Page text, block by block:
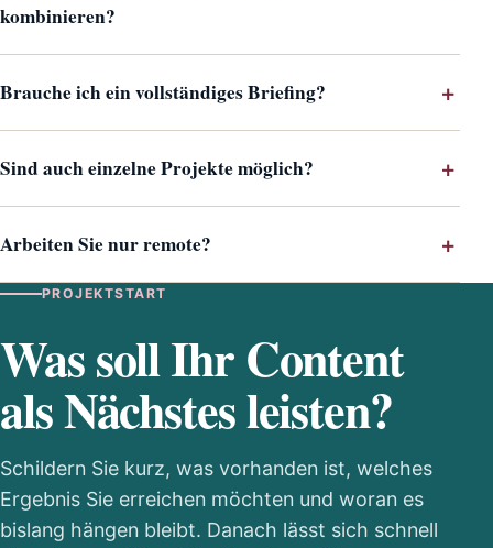
kombinieren?
Brauche ich ein vollständiges Briefing?
Sind auch einzelne Projekte möglich?
Arbeiten Sie nur remote?
PROJEKTSTART
Was soll Ihr Content
als Nächstes leisten?
Schildern Sie kurz, was vorhanden ist, welches
Ergebnis Sie erreichen möchten und woran es
bislang hängen bleibt. Danach lässt sich schnell